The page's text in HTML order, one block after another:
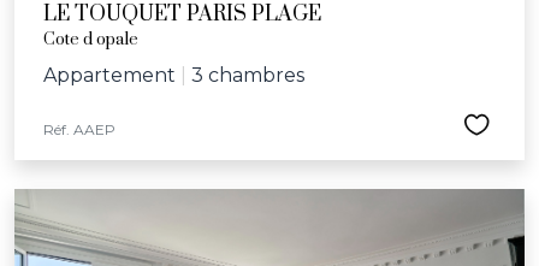
LE TOUQUET PARIS PLAGE
Cote d opale
Appartement 3 chambres
Réf. AAEP